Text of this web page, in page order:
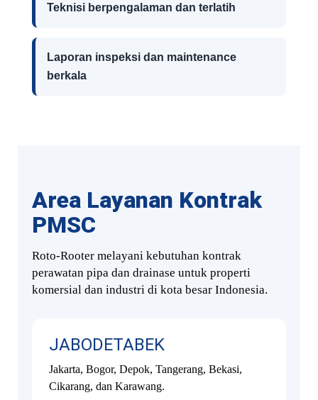
Teknisi berpengalaman dan terlatih
Laporan inspeksi dan maintenance
berkala
Area Layanan Kontrak
PMSC
Roto-Rooter melayani kebutuhan kontrak
perawatan pipa dan drainase untuk properti
komersial dan industri di kota besar Indonesia.
JABODETABEK
Jakarta, Bogor, Depok, Tangerang, Bekasi,
Cikarang, dan Karawang.